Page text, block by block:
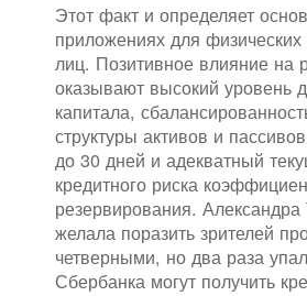
Этот факт и определяет
приложениях для
лиц. Позитивное влияние на
оказывают высокий уровень
капитала,
структуры активов и
до 30 дней и адекватный
кредитного риска
резервирования. Александра
желала поразить зрителей
четверными, но два раза
Сбербанка могут получить